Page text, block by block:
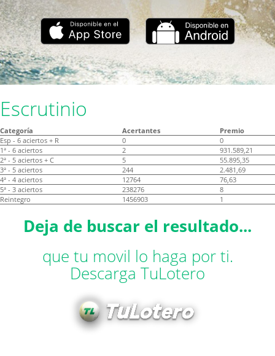
Escrutinio
Categoría Acertantes
Premio
Esp - 6 aciertos + R
0
0
1ª - 6 aciertos
2
931.589,21
2ª - 5 aciertos + C
5
55.895,35
3ª - 5 aciertos
244
2.481,69
4ª - 4 aciertos
12764
76,63
5ª - 3 aciertos
238276
8
Reintegro
1456903 1
Deja de buscar el resultado...
que tu movil lo haga por ti.
Descarga TuLotero